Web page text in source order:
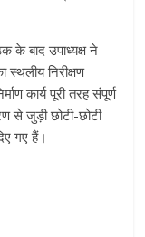
के बाद उपाध्यक्ष ने
स्थलीय निरीक्षण
कार्य पूरी तरह संपूर्ण
से जुड़ी छोटी-छोटी
गए हैं।